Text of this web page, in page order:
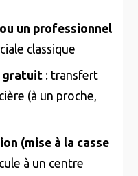
un professionnel
classique
gratuit : transfert
(à un proche,
(mise à la casse
à un centre